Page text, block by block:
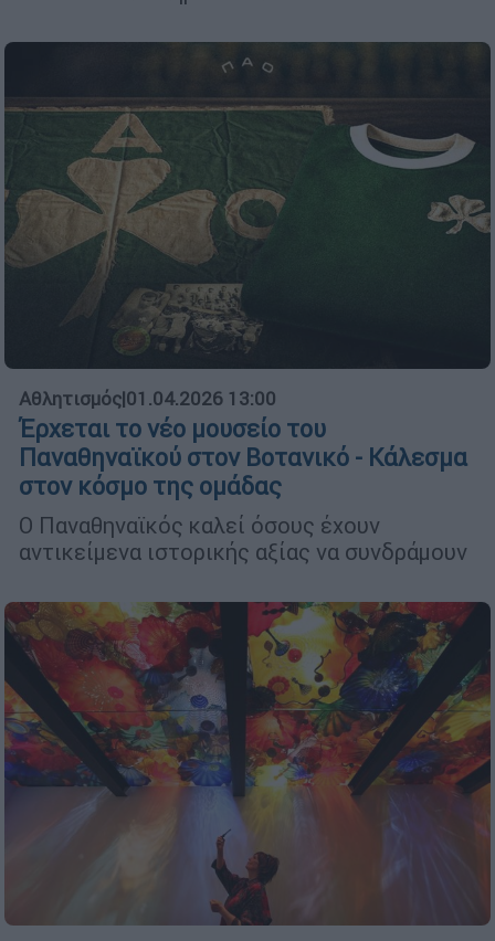
Αθλητισμός|01.04.2026 13:00
Έρχεται το νέο μουσείο του
Παναθηναϊκού στον Βοτανικό - Κάλεσμα
στον κόσμο της ομάδας
Ο Παναθηναϊκός καλεί όσους έχουν
αντικείμενα ιστορικής αξίας να συνδράμουν